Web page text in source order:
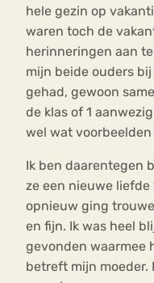
hele gezin op
waren toch de
herinneringen aan
mijn beide ouders
gehad, gewoon
de klas of 1
wel wat
Ik ben daarentegen
ze een nieuwe
opnieuw ging
en fijn. Ik was heel
gevonden waarmee
betreft mijn moeder.